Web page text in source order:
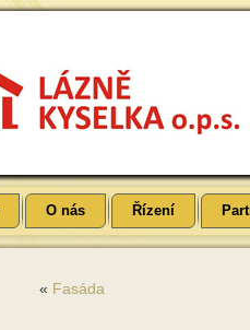
O nás Řízení
« Fasáda